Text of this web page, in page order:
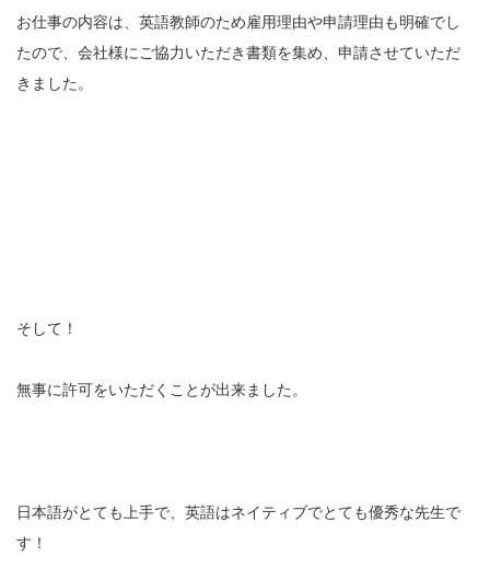
お仕事の内容は、英語教師のため雇用理由や申請理由も明確でし
たので、会社様にご協力いただき書類を集め、申請させていただ
きました。
そして！
無事に許可をいただくことが出来ました。
日本語がとても上手で、英語はネイティブでとても優秀な先生で
す！